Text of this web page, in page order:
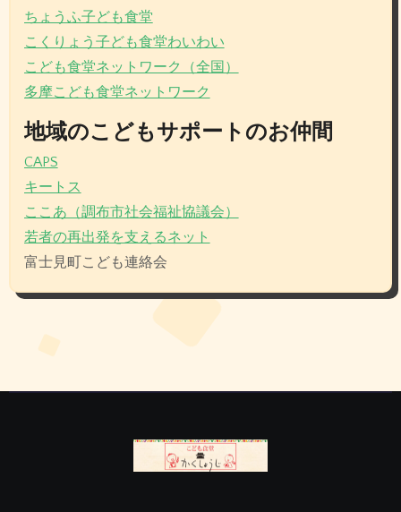
ちょうふ子ども食堂
こくりょう子ども食堂わいわい
こども食堂ネットワーク（全国）
多摩こども食堂ネットワーク
地域のこどもサポートのお仲間
CAPS
キートス
ここあ（調布市社会福祉協議会）
若者の再出発を支えるネット
富士見町こども連絡会